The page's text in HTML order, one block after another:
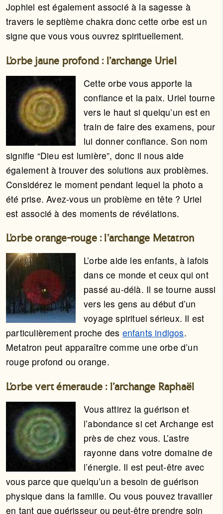
Jophiel est également associé à la sagesse à
travers le septième chakra donc cette orbe est un
signe que vous vous ouvrez spirituellement.
L’orbe jaune profond : l’archange Uriel
Cette orbe vous apporte la
confiance et la paix. Uriel tourne
vers le haut si quelqu’un est en
train de faire des examens, pour
lui donner confiance. Son nom
signifie “Dieu est lumière”, donc il nous aide
également à trouver des solutions aux problèmes.
Considérez le moment pendant lequel la photo a
été prise. Avez-vous un problème en tête ? Uriel
est associé à des moments de révélations.
L’orbe orange-rouge : l’archange Metatron
L’orbe aide les enfants, à lafois
dans ce monde et ceux qui ont
passé au-délà. Il se tourne aussi
vers les gens au début d’un
voyage spirituel sérieux. Il est
particulièrement proche des enfants indigos.
Metatron peut apparaître comme une orbe d’un
rouge profond ou orange.
L’orbe vert émeraude : l’archange Raphaël
Vous attirez la guérison et
l’abondance si cet Archange est
près de chez vous. L’astre
rayonne dans votre domaine de
l’énergie. Il est peut-être avec
vous parce que quelqu’un a besoin de guérison
physique dans la famille. Ou vous pouvez travailler
en tant que guérisseur ou peut-être prendre soin